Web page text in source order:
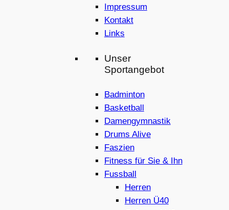
Impressum
Kontakt
Links
Unser
Sportangebot
Badminton
Basketball
Damengymnastik
Drums Alive
Faszien
Fitness für Sie & Ihn
Fussball
Herren
Herren Ü40